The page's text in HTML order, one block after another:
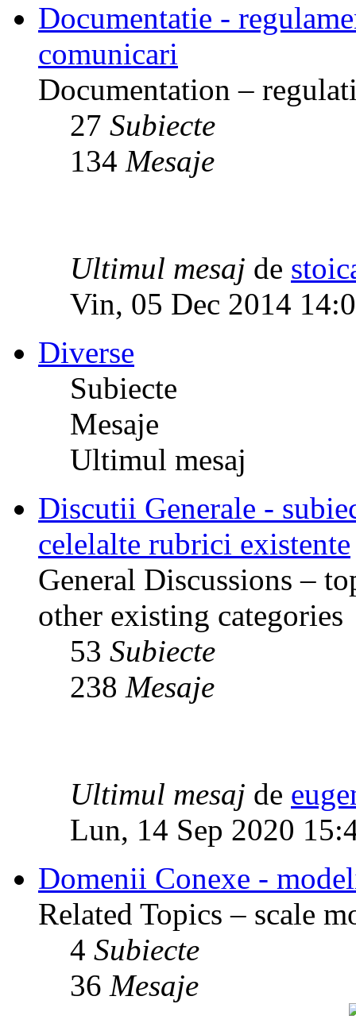
Documentatie -
comunicari
Documentation –
27 Subiecte
134 Mesaje
Ultimul mesaj de
Vin, 05 Dec 2014
Diverse
Subiecte
Mesaje
Ultimul mesaj
Discutii Generale -
celelalte rubrici existente
General Discussions –
other existing categories
53 Subiecte
238 Mesaje
Ultimul mesaj de
Lun, 14 Sep 2020
Domenii Conexe -
Related Topics – scale
4 Subiecte
36 Mesaje